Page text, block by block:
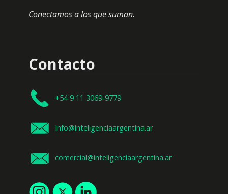
Conectamos a los que suman.
Contacto
+54 9 11 3069-9779
Info@inteligenciaargentina.ar
comercial@inteligenciaargentina.ar